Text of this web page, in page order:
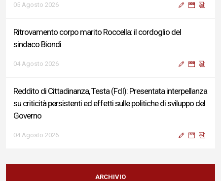
05 Agosto 2026
Ritrovamento corpo marito Roccella: il cordoglio del
sindaco Biondi
04 Agosto 2026
Reddito di Cittadinanza, Testa (FdI): Presentata interpellanza
su criticità persistenti ed effetti sulle politiche di sviluppo del
Governo
04 Agosto 2026
Sigismondi, Liris e Testa: “Profondo cordoglio e vicinanza al
Ministro Roccella e alla sua famiglia”
ARCHIVIO